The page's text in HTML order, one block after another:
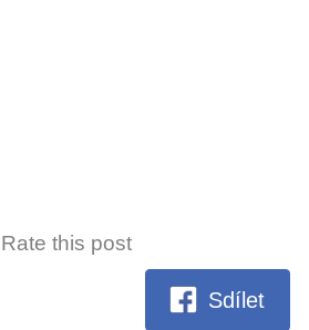
Rate this post
Sdílet